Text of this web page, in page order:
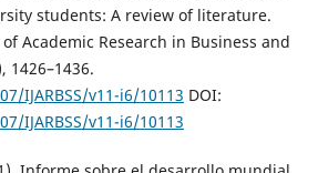
students: A review of literature.
Academic Research in Business and
1426–1436.
IJARBSS/v11-i6/10113 DOI:
IJARBSS/v11-i6/10113